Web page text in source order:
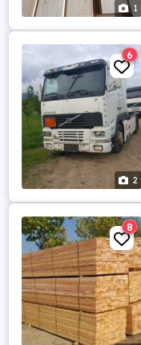
1
2
6
8